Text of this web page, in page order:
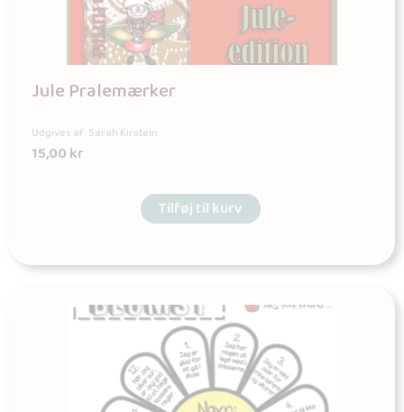
Jule Pralemærker
Udgives af: Sarah Kirstein
15,00kr
Tilføj til kurv